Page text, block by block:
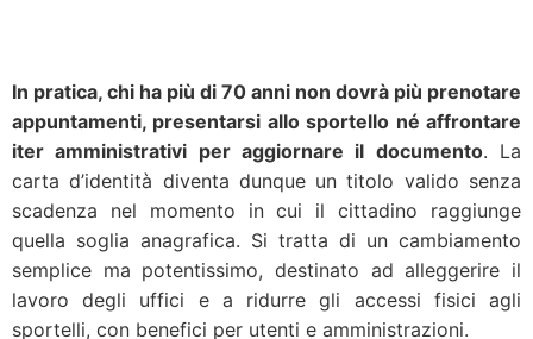
In pratica, chi ha più di 70 anni non dovrà più prenotare
appuntamenti, presentarsi allo sportello né affrontare
iter amministrativi per aggiornare il documento. La
carta d’identità diventa dunque un titolo valido senza
scadenza nel momento in cui il cittadino raggiunge
quella soglia anagrafica. Si tratta di un cambiamento
semplice ma potentissimo, destinato ad alleggerire il
lavoro degli uffici e a ridurre gli accessi fisici agli
sportelli, con benefici per utenti e amministrazioni.